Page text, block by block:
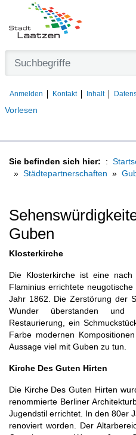
Vorlesen
Anmelden Kontakt Inhalt
Sie befinden sich hier:
Städtepartnerschaften
Guben
Klosterkirche
Die Klosterkirche ist eine
Flaminius errichtete
Jahr 1862. Die Zerstörung der
Wunder überstanden
Restaurierung, ein
Farbe modernen
Aussage viel mit Guben zu tun.
Kirche Des Guten Hirten
Die Kirche Des Guten Hirten
renommierte Berliner
Jugendstil errichtet. In den 80er
renoviert worden. Der